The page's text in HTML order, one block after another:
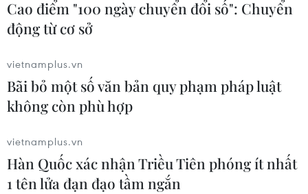
dùng trong các thiết bị di động hàng đầu thế
giới Qualcomm của Mỹ sau khi Tổng thống
Donald Trump có sắc lệnh ngăn chặn vụ sáp
nhập này.
Tuyên bố của Broadcom bày tỏ thất vọng trước
sẽ tuân thủ sắc lệnh.
Broadcom cho biết đã thông báo với Ban giám
Cao điểm "100 ngày chuyển đổi số": Chuyển
động từ cơ sở
vietnamplus.vn
Bãi bỏ một số văn bản quy phạm pháp luật
không còn phù hợp
vietnamplus.vn
Hàn Quốc xác nhận Triều Tiên phóng ít nhất
1 tên lửa đạn đạo tầm ngắn